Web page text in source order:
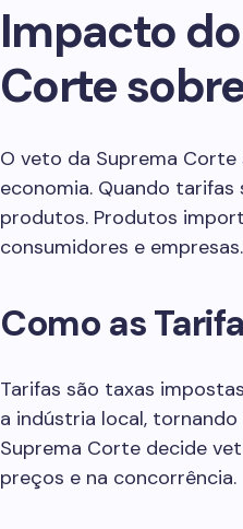
Impacto
Corte
O veto da Suprema
economia. Quando
produtos. Produtos
consumidores e empresas.
Como as
Tarifas são taxas
a indústria local,
Suprema Corte decide
preços e na concorrência.